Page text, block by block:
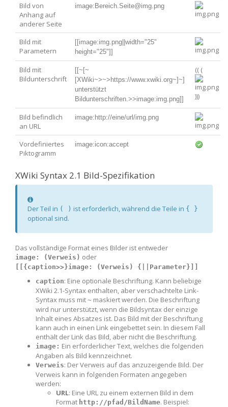
Bild von
Anhang auf
anderer Seite
image:Bereich.Seite@img.png
Bild mit
Parametern
[[image:img.png||width="25"
height="25"]]
Bild mit
Bildunterschrift
[[~[~
[XWiki~>~>https://www.xwiki.org~]~]
unterstützt
Bildunterschriften.>>image:img.png]]
(( (
)))
Bild befindlich
an URL
image:http://eine/url/img.png
Vordefiniertes
Piktogramm
image:icon:accept
XWiki Syntax 2.1 Bild-Spezifikation
Information
Der Teil in ( ) ist erforderlich, während die Teile in { }
optional sind.
Das vollständige Format eines Bilder ist entweder
image: (Verweis) oder
[[{caption>>}image: (Verweis) {||Parameter}]]
caption: Eine optionale Beschriftung. Kann beliebige
XWiki 2.1-Syntax enthalten, aber verschachtelte Link-
Syntax muss mit ~ maskiert werden. Die Beschriftung
wird nur unterstützt, wenn die Bildsyntax der einzige
Inhalt eines Absatzes ist. Das Bild mit der Beschriftung
kann auch in einen Link eingebettet sein. In diesem Fall
enthält der Link das Bild, aber nicht die Beschriftung.
image: Ein erforderlicher Text, welches die folgenden
Angaben als Bild kennzeichnet.
Verweis: Der Verweis auf das anzuzeigende Bild. Der
Verweis kann in folgenden Formaten angegeben
werden:
URL: Eine URL zu einem externen Bild in dem
Format http://pfad/BildName. Beispiel: